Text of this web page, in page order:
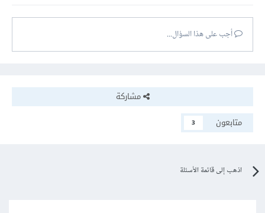
أجب على هذا السؤال...
مشاركة
متابعون
3
اذهب إلى قائمة الأسئلة